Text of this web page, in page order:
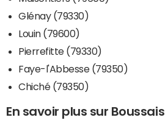
Glénay (79330)
Louin (79600)
Pierrefitte (79330)
Faye-l'Abbesse (79350)
Chiché (79350)
En savoir plus sur Boussais